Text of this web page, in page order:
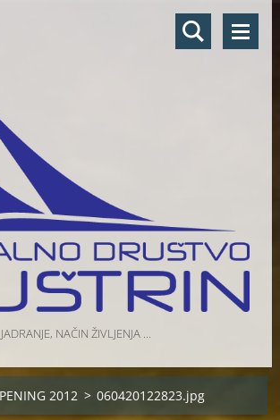
JADRANJE, NAČIN ŽIVLJENJA ...
2012 > 060420122823.jpg